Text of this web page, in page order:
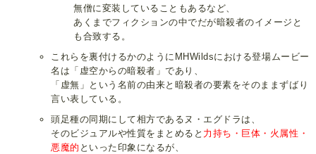
無僧に変装していることもあるなど、
あくまでフィクションの中でだが暗殺者のイメージと
も合致する。
これらを裏付けるかのようにMHWildsにおける登場ムービー
名は「虚空からの暗殺者」であり、
「虚無」という名前の由来と暗殺者の要素をそのままずばり
言い表している。
頭足種の同期にして相方であるヌ・エグドラは、
そのビジュアルや性質をまとめると 力持ち・巨体・火属性・
悪魔的 といった印象になるが、